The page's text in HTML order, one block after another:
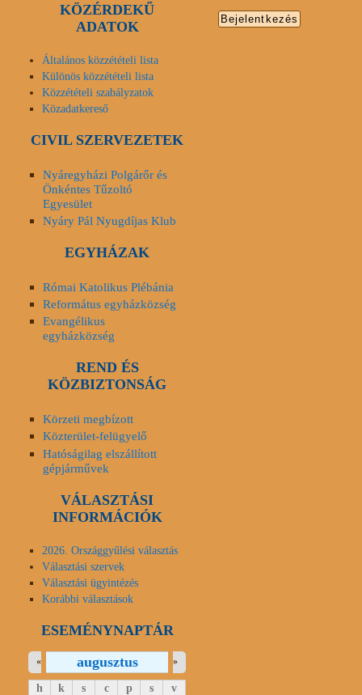
KÖZÉRDEKŰ
ADATOK
Általános közzétételi lista
Különös közzétételi lista
Közzétételi szabályzatok
Közadatkereső
CIVIL SZERVEZETEK
Nyáregyházi Polgárőr és
Önkéntes Tűzoltó
Egyesület
Nyáry Pál Nyugdíjas Klub
EGYHÁZAK
Római Katolikus Plébánia
Református egyházközség
Evangélikus
egyházközség
REND ÉS
KÖZBIZTONSÁG
Körzeti megbízott
Közterület-felügyelő
Hatóságilag elszállított
gépjárművek
VÁLASZTÁSI
INFORMÁCIÓK
2026. Országgyűlési választás
Választási szervek
Választási ügyintézés
Korábbi választások
ESEMÉNYNAPTÁR
augusztus
« »
h k s c p s
v